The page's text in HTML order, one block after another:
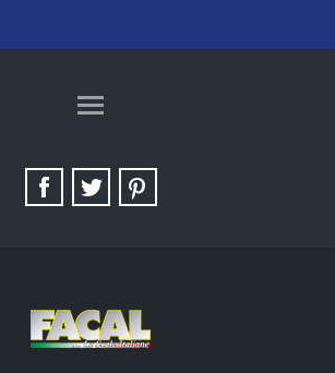
SITE MAP